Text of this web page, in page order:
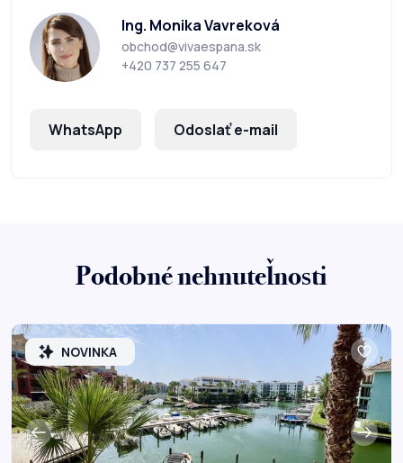
Ing. Monika Vavreková
obchod@vivaespana.sk
+420 737 255 647
WhatsApp Odoslať e-mail
Podobné nehnuteľnosti
NOVINKA